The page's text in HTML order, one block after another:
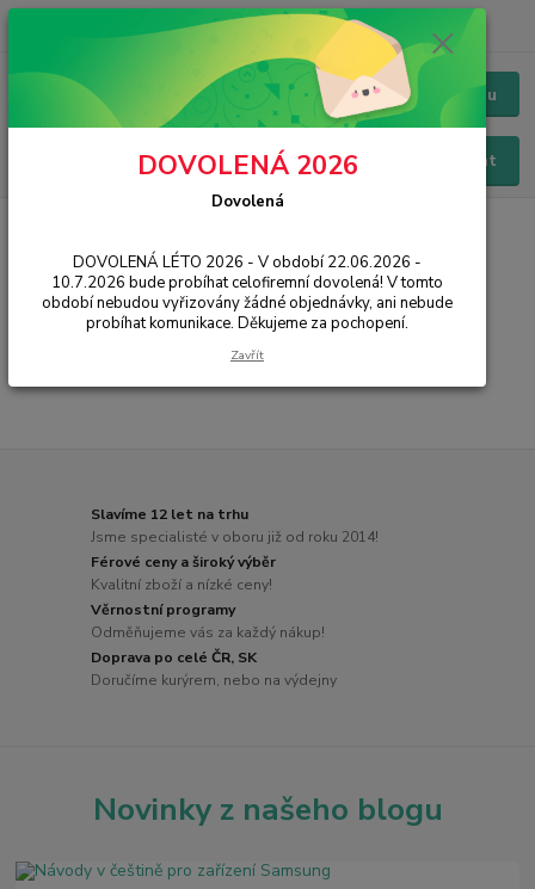
Menu
Hledat
Chat / Online podpora - 24/7
Držáky a další
Slavíme 12 let na trhu
Jsme specialisté v oboru již od roku 2014!
Férové ceny a široký výběr
Kvalitní zboží a nízké ceny!
Věrnostní programy
Odměňujeme vás za každý nákup!
Doprava po celé ČR, SK
Doručíme kurýrem, nebo na výdejny
Novinky z našeho blogu
DOVOLENÁ 2026
Dovolená
DOVOLENÁ LÉTO 2026 - V období 22.06.2026 -
10.7.2026 bude probíhat celofiremní dovolená! V tomto
období nebudou vyřizovány žádné objednávky, ani nebude
probíhat komunikace. Děkujeme za pochopení.
Zavřít